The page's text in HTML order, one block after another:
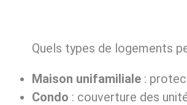
Quels types de logements
Maison unifamiliale :
Condo : couverture des